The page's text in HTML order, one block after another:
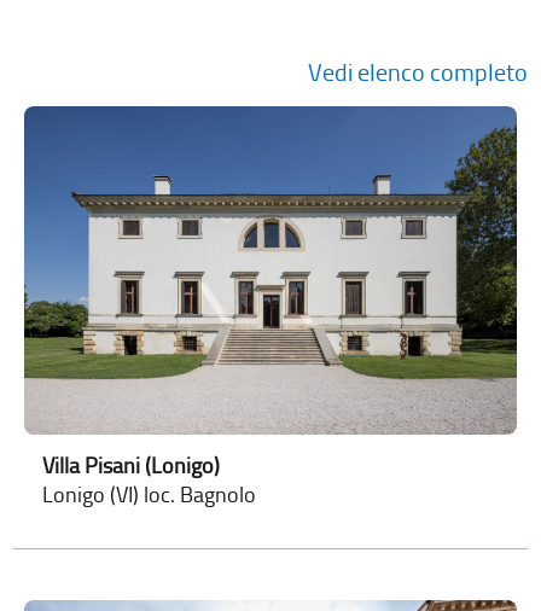
Vedi elenco completo
Villa Pisani (Lonigo)
Lonigo (VI) loc. Bagnolo